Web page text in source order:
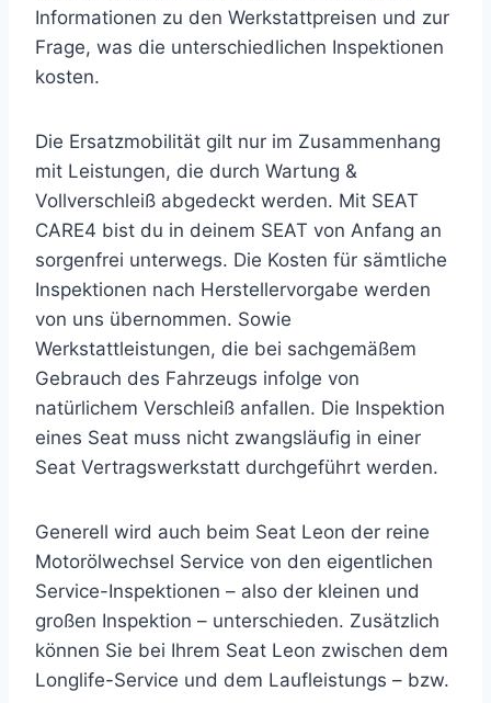
Informationen zu den Werkstattpreisen und zur
Frage, was die unterschiedlichen Inspektionen
kosten.
Die Ersatzmobilität gilt nur im Zusammenhang
mit Leistungen, die durch Wartung &
Vollverschleiß abgedeckt werden. Mit SEAT
CARE4 bist du in deinem SEAT von Anfang an
sorgenfrei unterwegs. Die Kosten für sämtliche
Inspektionen nach Herstellervorgabe werden
von uns übernommen. Sowie
Werkstattleistungen, die bei sachgemäßem
Gebrauch des Fahrzeugs infolge von
natürlichem Verschleiß anfallen. Die Inspektion
eines Seat muss nicht zwangsläufig in einer
Seat Vertragswerkstatt durchgeführt werden.
Generell wird auch beim Seat Leon der reine
Motorölwechsel Service von den eigentlichen
Service-Inspektionen – also der kleinen und
großen Inspektion – unterschieden. Zusätzlich
können Sie bei Ihrem Seat Leon zwischen dem
Longlife-Service und dem Laufleistungs – bzw.